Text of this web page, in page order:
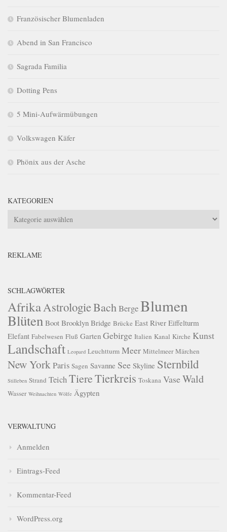
Französischer Blumenladen
Abend in San Francisco
Sagrada Familia
Dotting Pens
5 Mini-Aufwärmübungen
Volkswagen Käfer
Phönix aus der Asche
KATEGORIEN
Kategorien
REKLAME
SCHLAGWÖRTER
Afrika AstrologieBach BergeBlumen
Blüten Boot Brooklyn Bridge Brücke East River Eiffelturm
Elefant Fabelwesen Fluß Garten Gebirge Italien Kanal Kirche Kunst
Landschaft Leopard Leuchtturm Meer Mittelmeer Märchen
New York Paris Sagen Savanne See Skyline Sternbild
Stilleben Strand Teich TiereTierkreis Toskana VaseWald
Wasser Weihnachten Wölfe Ägypten
VERWALTUNG
Anmelden
Eintrags-Feed
Kommentar-Feed
WordPress.org